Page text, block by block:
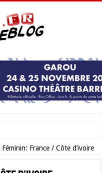
l’événement incontournable de
Féminin: France / Côte d’ivoire